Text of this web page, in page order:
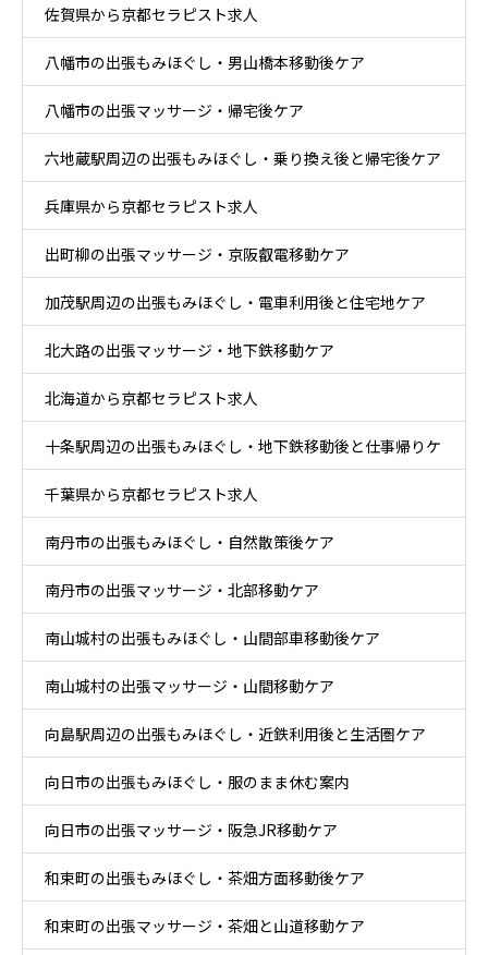
佐賀県から京都セラピスト求人
八幡市の出張もみほぐし・男山橋本移動後ケア
八幡市の出張マッサージ・帰宅後ケア
六地蔵駅周辺の出張もみほぐし・乗り換え後と帰宅後ケア
兵庫県から京都セラピスト求人
出町柳の出張マッサージ・京阪叡電移動ケア
加茂駅周辺の出張もみほぐし・電車利用後と住宅地ケア
北大路の出張マッサージ・地下鉄移動ケア
北海道から京都セラピスト求人
十条駅周辺の出張もみほぐし・地下鉄移動後と仕事帰りケ
ア
千葉県から京都セラピスト求人
南丹市の出張もみほぐし・自然散策後ケア
南丹市の出張マッサージ・北部移動ケア
南山城村の出張もみほぐし・山間部車移動後ケア
南山城村の出張マッサージ・山間移動ケア
向島駅周辺の出張もみほぐし・近鉄利用後と生活圏ケア
向日市の出張もみほぐし・服のまま休む案内
向日市の出張マッサージ・阪急JR移動ケア
和束町の出張もみほぐし・茶畑方面移動後ケア
和束町の出張マッサージ・茶畑と山道移動ケア